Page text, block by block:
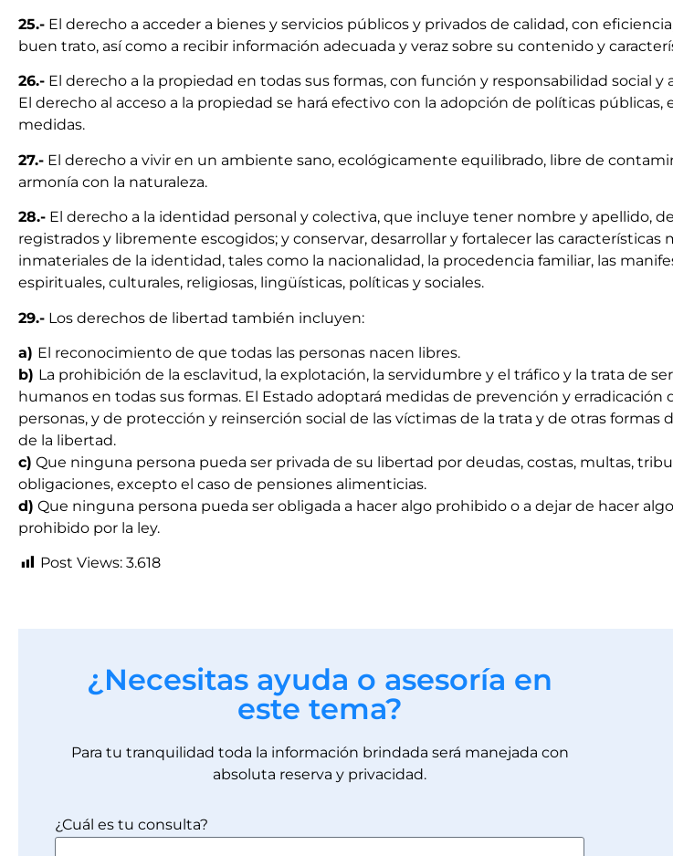
25.- El derecho a acceder a bienes y servicios públicos y privados de calidad, con
buen trato, así como a recibir información adecuada y veraz sobre su contenido y
26.- El derecho a la propiedad en todas sus formas, con función y responsabilidad social y
El derecho al acceso a la propiedad se hará efectivo con la adopción de políticas públicas,
medidas.
27.- El derecho a vivir en un ambiente sano, ecológicamente equilibrado, libre de
armonía con la naturaleza.
28.- El derecho a la identidad personal y colectiva, que incluye tener nombre y apellido,
registrados y libremente escogidos; y conservar, desarrollar y fortalecer las características
inmateriales de la identidad, tales como la nacionalidad, la procedencia familiar, las
espirituales, culturales, religiosas, lingüísticas, políticas y sociales.
29.- Los derechos de libertad también incluyen:
a) El reconocimiento de que todas las personas nacen libres.
b) La prohibición de la esclavitud, la explotación, la servidumbre y el tráfico y la trata de
humanos en todas sus formas. El Estado adoptará medidas de prevención y erradicación
personas, y de protección y reinserción social de las víctimas de la trata y de otras formas
de la libertad.
c) Que ninguna persona pueda ser privada de su libertad por deudas, costas, multas,
obligaciones, excepto el caso de pensiones alimenticias.
d) Que ninguna persona pueda ser obligada a hacer algo prohibido o a dejar de hacer
prohibido por la ley.
Post Views: 3.618
¿Necesitas ayuda o asesoría en
este tema?
Para tu tranquilidad toda la información brindada será manejada con
absoluta reserva y privacidad.
¿Cuál es tu consulta?